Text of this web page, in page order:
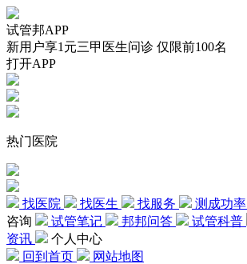
试管邦APP
新用户享1元三甲医生问诊 仅限前100名
打开APP
热门医院
找医院 找医生 找服务 测成功率
咨询
试管笔记 邦邦问答 试管科普
资讯
个人中心
回到首页
网站地图